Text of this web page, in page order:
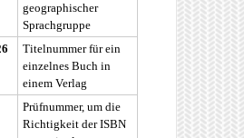
geographischer
Sprachgruppe
Titelnummer für ein
einzelnes Buch in
einem Verlag
Prüfnummer, um die
Richtigkeit der ISBN